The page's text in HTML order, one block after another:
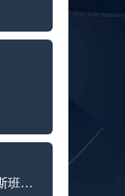
布里斯班骑士